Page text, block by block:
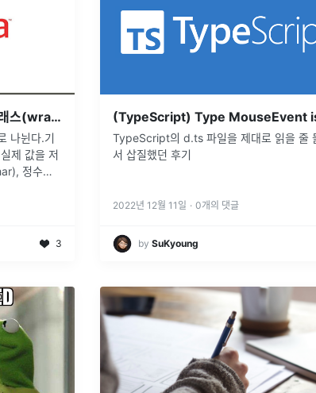
기본형(primitive) vs. 래퍼 클래스(wrapper class)
나뉜다.기
제 값을 저
정수형
3
TypeScript의 d.ts 파일을 제대로 읽을 줄
서 삽질했던 후기
2022년 12월 11일 · 0개의 댓글
by SuKyoung